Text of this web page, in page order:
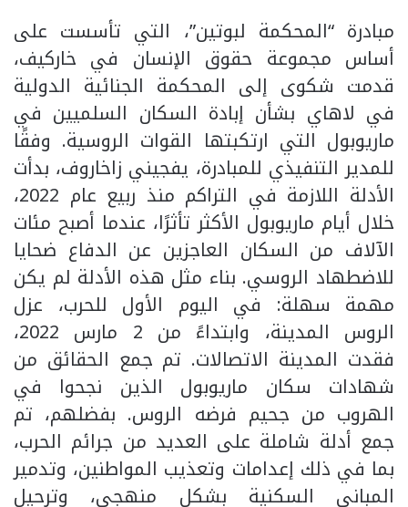
مبادرة “المحكمة لبوتين”، التي تأسست على
أساس مجموعة حقوق الإنسان في خاركيف،
قدمت شكوى إلى المحكمة الجنائية الدولية
في لاهاي بشأن إبادة السكان السلميين في
ماريوبول التي ارتكبتها القوات الروسية. وفقًا
للمدير التنفيذي للمبادرة، يفجيني زاخاروف، بدأت
الأدلة اللازمة في التراكم منذ ربيع عام 2022،
خلال أيام ماريوبول الأكثر تأثرًا، عندما أصبح مئات
الآلاف من السكان العاجزين عن الدفاع ضحايا
للاضطهاد الروسي. بناء مثل هذه الأدلة لم يكن
مهمة سهلة: في اليوم الأول للحرب، عزل
الروس المدينة، وابتداءً من 2 مارس 2022،
فقدت المدينة الاتصالات. تم جمع الحقائق من
شهادات سكان ماريوبول الذين نجحوا في
الهروب من جحيم فرضه الروس. بفضلهم، تم
جمع أدلة شاملة على العديد من جرائم الحرب،
بما في ذلك إعدامات وتعذيب المواطنين، وتدمير
المباني السكنية بشكل منهجي، وترحيل